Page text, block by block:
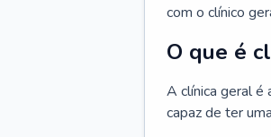
com o clínico
O que é
A clínica geral é
capaz de ter